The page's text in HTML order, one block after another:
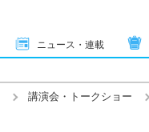
ニュース・連載
講演会・トークショー